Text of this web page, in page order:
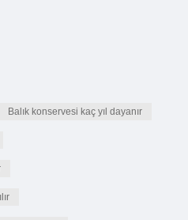
Balık konservesi kaç yıl dayanır